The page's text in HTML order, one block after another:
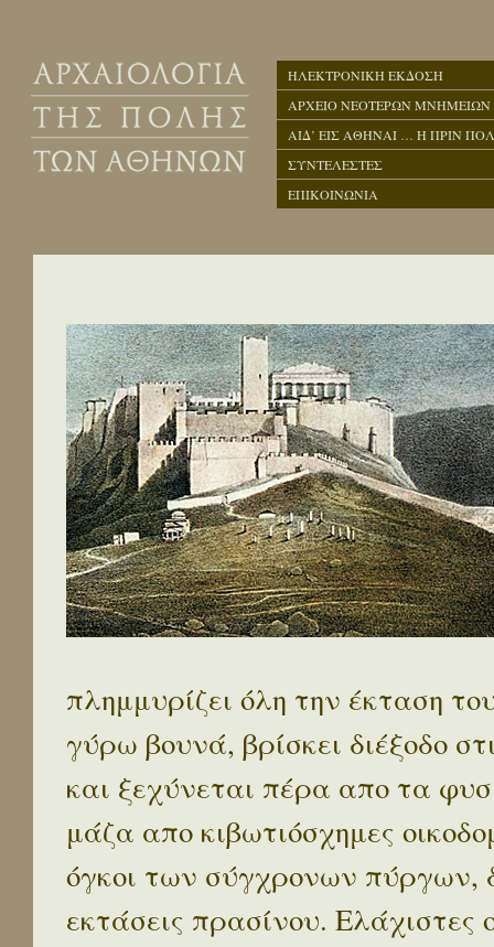
ΗΛΕΚΤΡΟΝΙΚΗ ΕΚΔΟΣΗ
ΑΡΧΕΙΟ ΝΕΟΤΕΡΩΝ ΜΝΗΜΕΙΩΝ
ΑΙΔ’ ΕΙΣ ΑΘΗΝΑΙ … Η ΠΡΙΝ
ΣΥΝΤΕΛΕΣΤΕΣ
ΕΠΙΚΟΙΝΩΝΙΑ
πλημμυρίζει όλη την έκταση
γύρω βουνά, βρίσκει διέξοδο
και ξεχύνεται πέρα απο τα
μάζα απο κιβωτιόσχημες
όγκοι των σύγχρονων πύργων,
εκτάσεις πρασίνου.